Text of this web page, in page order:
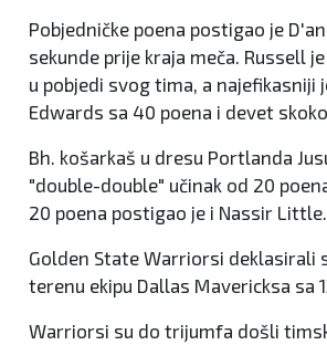
Pobjedničke poena postigao je
sekunde prije kraja meča. Russell
u pobjedi svog tima, a najefikasniji
Edwards sa 40 poena i devet
Bh. košarkaš u dresu Portlanda
"double-double" učinak od 20
20 poena postigao je i Nassir Little.
Golden State Warriorsi deklasirali
terenu ekipu Dallas Mavericksa sa
Warriorsi su do trijumfa došli